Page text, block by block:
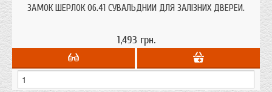
відстань 42 мм. 3 ригелі клямка для залізних дверей з правим відчиненням.
аналог ельбор 06.41
ЗАМОК ШЕРЛОК 06.41 СУВАЛЬДНИЙ ДЛЯ ЗАЛІЗНИХ ДВЕРЕЙ.
1,493 грн.